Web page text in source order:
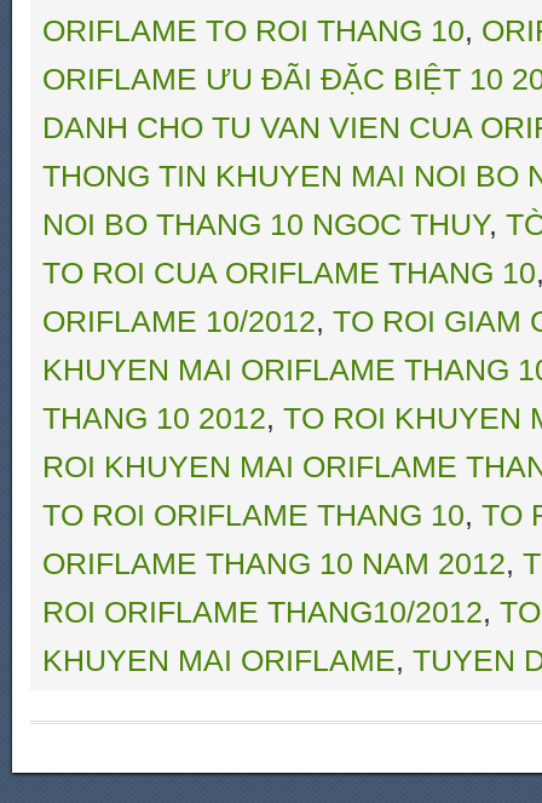
ORIFLAME TO ROI THANG 10,
ORIFLAME ƯU ĐÃI ĐẶC BIỆT 10
DANH CHO TU VAN VIEN CUA
THONG TIN KHUYEN MAI NOI BO
NOI BO THANG 10 NGOC THUY,
TO ROI CUA ORIFLAME THANG 10
ORIFLAME 10/2012, TO ROI GIAM
KHUYEN MAI ORIFLAME THANG
THANG 10 2012, TO ROI KHUYEN
ROI KHUYEN MAI ORIFLAME
TO ROI ORIFLAME THANG 10, TO
ORIFLAME THANG 10 NAM 2012,
ROI ORIFLAME THANG10/2012,
KHUYEN MAI ORIFLAME, TUYEN